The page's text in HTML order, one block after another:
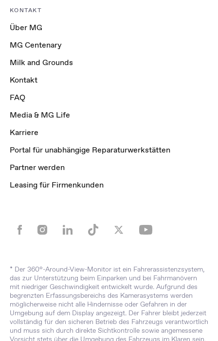
KONTAKT
Über MG
MG Centenary
Milk and Grounds
Kontakt
FAQ
Media & MG Life
Karriere
Portal für unabhängige Reparaturwerkstätten
Partner werden
Leasing für Firmenkunden
* Der 360°-Around-View-Monitor ist ein Fahrerassistenzsystem,
das zur Unterstützung beim Einparken und bei Fahrmanövern
mit niedriger Geschwindigkeit entwickelt wurde. Aufgrund des
begrenzten Erfassungsbereichs des Kamerasystems werden
möglicherweise nicht alle Hindernisse oder Gefahren in der
Umgebung auf dem Display angezeigt. Der Fahrer bleibt jederzeit
vollständig für den sicheren Betrieb des Fahrzeugs verantwortlich
und muss sich durch direkte Sichtkontrolle sowie angemessene
Vorsicht stets über die Umgebung des Fahrzeugs im Klaren sein.